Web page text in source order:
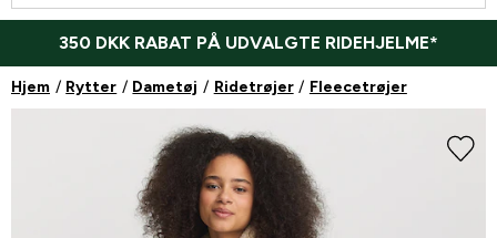
350 DKK RABAT PÅ UDVALGTE RIDEHJELME*
Hjem Rytter Dametøj Ridetrøjer Fleecetrøjer